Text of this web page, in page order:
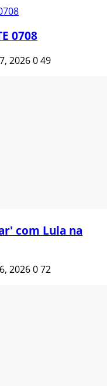
0708
2026049
com Lula na
2026072